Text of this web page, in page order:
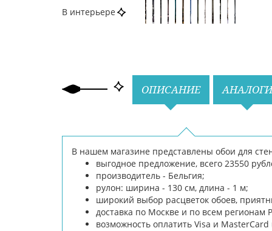
В интерьере
ОПИСАНИЕ АНАЛОГИ
В нашем магазине представлены обои для
выгодное предложение, всего 23550
производитель - Бельгия;
рулон: ширина - 130 см, длина - 1 м;
широкий выбор расцветок обоев,
доставка по Москве и по всем регионам
возможность оплатить Visa и